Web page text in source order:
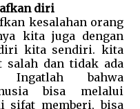
diri
kesalahan orang
kita juga dengan
kita sendiri. kita
salah dan tidak ada
Ingatlah bahwa
bisa melalui
sifat memberi, bisa